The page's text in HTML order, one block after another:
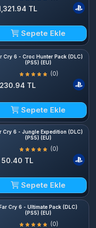
TL
Sepete Ekle
Cry 6 - Croc Hunter Pack (DLC)
(PS5) (EU)
(0)
230.94 TL
Sepete Ekle
Cry 6 - Jungle Expedition (DLC)
(PS5) (EU)
(0)
50.40 TL
Sepete Ekle
Cry 6 - Ultimate Pack (DLC)
(PS5) (EU)
(0)